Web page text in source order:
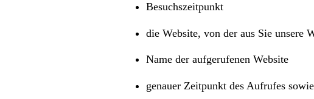
Besuchszeitpunkt
die Website, von der aus Sie unsere
Name der aufgerufenen Website
genauer Zeitpunkt des Aufrufes sowie